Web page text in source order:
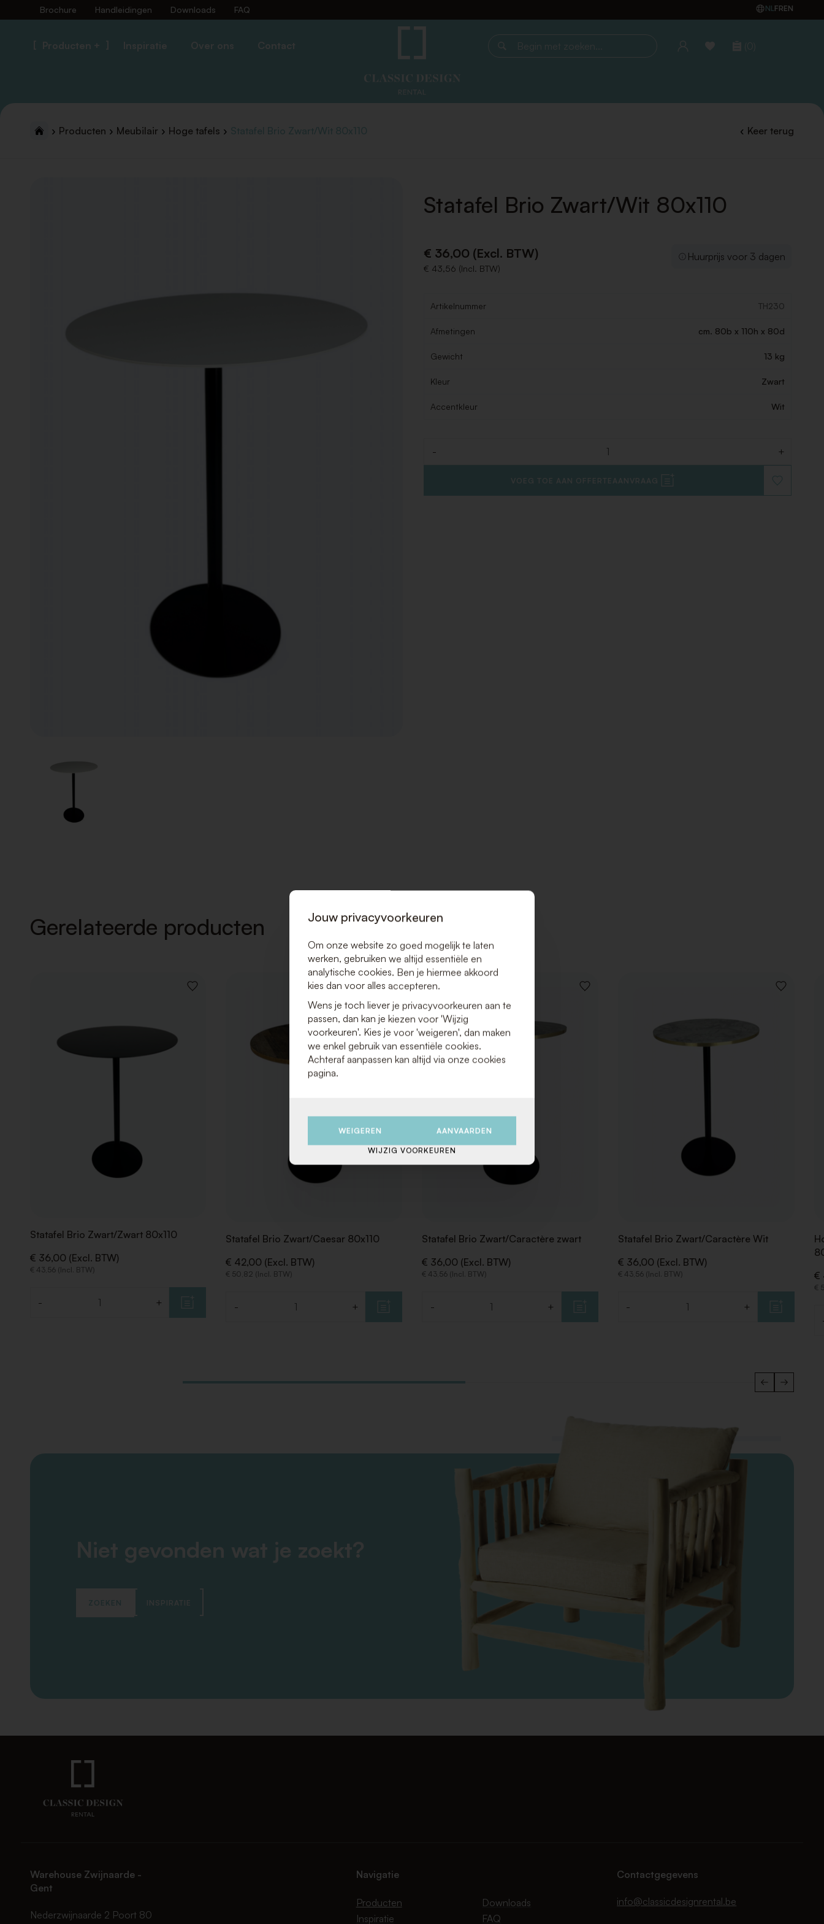
Brochure Handleidingen Downloads FAQ NLFREN
Producten + Inspiratie Over ons Contact
Begin met zoeken... (0)
Producten Meubilair Hoge tafels Statafel Brio Zwart/Wit 80x110 Keer terug
Statafel Brio Zwart/Wit 80x110
€ 36,00 (Excl. BTW)
€ 43,56 (Incl. BTW)
Huurprijs voor 3 dagen
Artikelnummer TH230
Afmetingen cm. 80b x 110h x 80d
Gewicht 13 kg
Kleur Zwart
Accentkleur Wit
- +
VOEG TOE AAN OFFERTEAANVRAAG
TOE
Gerelateerde producten
VOEG
Statafel Brio Zwart/Zwart 80x110
€ 36,00 (Excl. BTW)
€ 43,56 (Incl. BTW)
- +
VOEG
TOE
AAN
VERLANGLIJST
Statafel Brio Zwart/Caesar 80x110
€ 42,00 (Excl. BTW)
€ 50,82 (Incl. BTW)
- +
VOEG
Statafel Brio Zwart/Caractère zwart
€ 36,00 (Excl. BTW)
€ 43,56 (Incl. BTW)
- +
VOEG
Statafel Brio Zwart/Caractère Wit
€ 36,00 (Excl. BTW)
€ 43,56 (Incl. BTW)
- +
€
€
Niet gevonden wat je zoekt?
ZOEKEN INSPIRATIE
Warehouse Zwijnaarde -
Gent
Nederzwijnaarde 2 Poort 80
Navigatie
Producten
Inspiratie
Downloads
FAQ
Contactgegevens
info@classicdesignrental.be
Jouw privacyvoorkeuren
Om onze website zo goed mogelijk te laten
werken, gebruiken we altijd essentiële en
analytische cookies. Ben je hiermee akkoord
kies dan voor alles accepteren.
Wens je toch liever je privacyvoorkeuren aan te
passen, dan kan je kiezen voor 'Wijzig
voorkeuren'. Kies je voor 'weigeren', dan maken
we enkel gebruik van essentiële cookies.
Achteraf aanpassen kan altijd via onze cookies
pagina.
WEIGEREN AANVAARDEN
WIJZIG VOORKEUREN